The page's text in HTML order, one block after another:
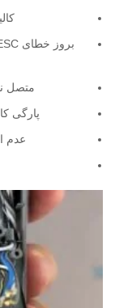
متصل
پارگی
عدم